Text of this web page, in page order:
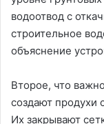
водоотвод с
строительное
объяснение
Второе, что
создают продухи
Их закрывают